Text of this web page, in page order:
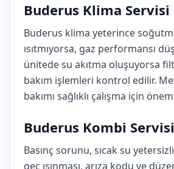
Buderus Klima Servisi
Buderus klima yeterince
ısıtmıyorsa, gaz performansı
ünitede su akıtma oluşuyorsa
bakım işlemleri kontrol edilir.
bakımı sağlıklı çalışma için
Buderus Kombi Servisi
Basınç sorunu, sıcak su
geç ısınması, arıza kodu ve